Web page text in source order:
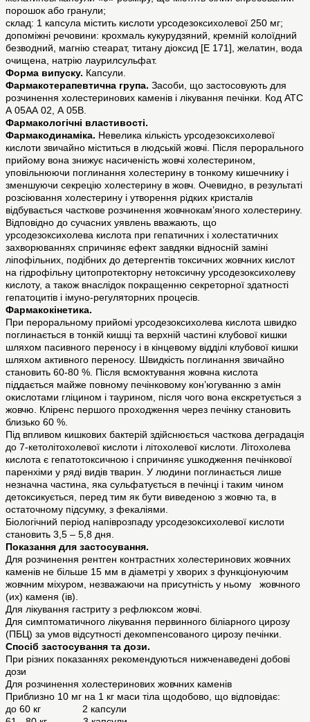
порошок або гранули;
склад: 1 капсула містить кислоти урсодезоксихолевої 250 мг;
допоміжні речовини: крохмаль кукурудзяний, кремній колоїдний
безводний, магнію стеарат, титану діоксид [E 171], желатин, вода
очищена, натрію лаурилсульфат.
Форма випуску. Капсули.
Фармакотерапевтична група. Засоби, що застосовують для
розчинення холестеринових каменів і лікування печінки. Код АТС
А 05АА 02, А 05В.
Фармакологічні властивості.
Фармакодинаміка. Невелика кількість урсодезоксихолевої
кислоти звичайно міститься в людській жовчі. Після перорального
прийому вона знижує насиченість жовчі холестерином,
уповільнюючи поглинання холестерину в тонкому кишечнику і
зменшуючи секрецію холестерину в жовч. Очевидно, в результаті
розсіювання холестерину і утворення рідких кристалів
відбувається часткове розчинення жовчнокам’яного холестерину.
Відповідно до сучасних уявлень вважають, що
урсодезоксихолева кислота при гепатичних і холестатичних
захворюваннях спричиняє ефект завдяки відносній заміні
ліпофільних, подібних до детергентів токсичних жовчних кислот
на гідрофільну цитопротекторну нетоксичну урсодезоксихолеву
кислоту, а також внаслідок покращенню секреторної здатності
гепатоцитів і імуно-регуляторних процесів.
Фармакокінетика.
При пероральному прийомі урсодезоксихолева кислота швидко
поглинається в тонкій кишці та верхній частині клубової кишки
шляхом пасивного переносу і в кінцевому відділі клубової кишки
шляхом активного переносу. Швидкість поглинання звичайно
становить 60-80 %. Після всмоктування жовчна кислота
піддається майже повному печінковому кон’югуванню з амін
окислотами гліцином і таурином, після чого вона екскретується з
жовчю. Кліренс першого проходження через печінку становить
близько 60 %.
Під впливом кишкових бактерій здійснюється часткова деградація
до 7-кетолітохолевої кислоти і літохолевої кислоти. Літохолева
кислота є гепатотоксичною і спричиняє ушкодження печінкової
паренхіми у ряді видів тварин. У людини поглинається лише
незначна частина, яка сульфатується в печінці і таким чином
детоксикується, перед тим як бути виведеною з жовчю та, в
остаточному підсумку, з фекаліями.
Біологічний період напіврозпаду урсодезоксихолевої кислоти
становить 3,5 – 5,8 дня.
Показання для застосування.
Для розчинення рентген контрастних холестеринових жовчних
каменів не більше 15 мм в діаметрі у хворих з функціонуючим
жовчним міхуром, незважаючи на присутність у ньому жовчного
(их) каменя (ів).
Для лікування гастриту з рефлюксом жовчі.
Для симптоматичного лікування первинного біліарного цирозу
(ПБЦ) за умов відсутності декомпенсованого цирозу печінки.
Спосіб застосування та дози.
При різних показаннях рекомендуються нижченаведені добові
дози
Для розчинення холестеринових жовчних каменів
Приблизно 10 мг на 1 кг маси тіла щодобово, що відповідає:
до 60 кг 2 капсули